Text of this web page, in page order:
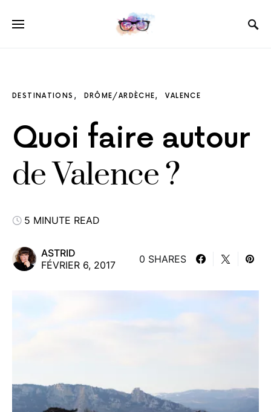
DESTINATIONS DRÔME/ARDÈCHE VALENCE
Quoi faire autour
de Valence ?
5 MINUTE READ
ASTRID
FÉVRIER 6, 2017
0 SHARES